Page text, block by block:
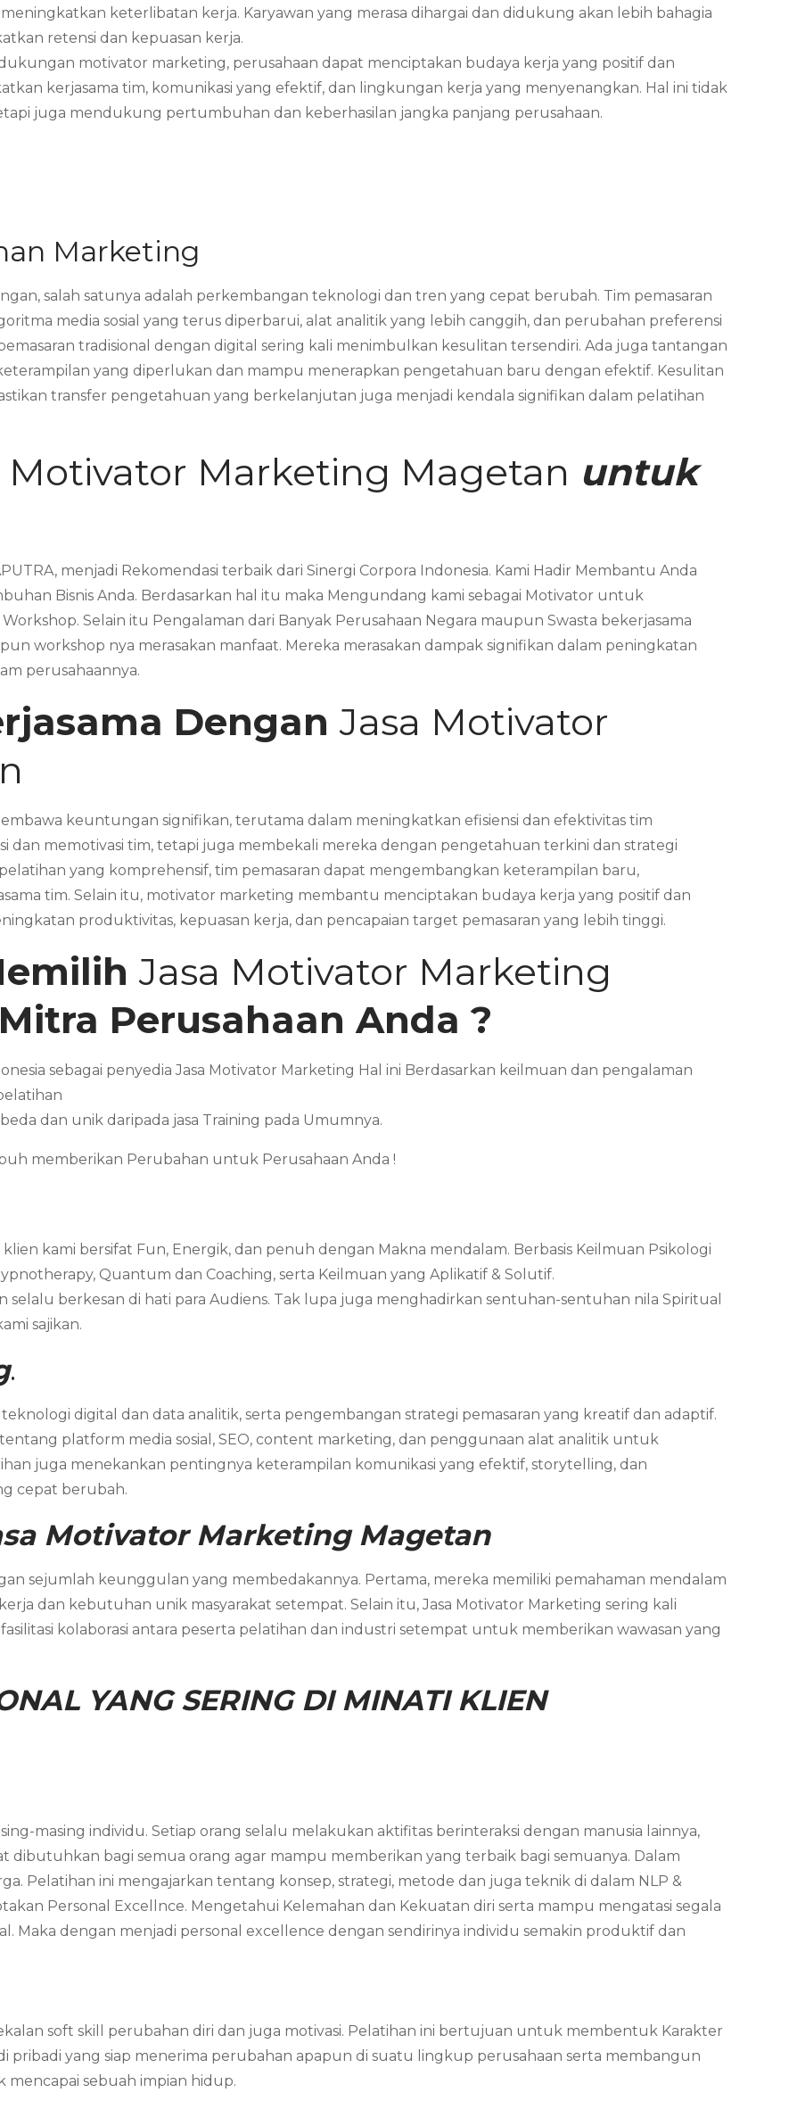
keterlibatan kerja. Karyawan yang merasa dihargai dan didukung akan lebih bahagia
retensi dan kepuasan kerja.
motivator marketing, perusahaan dapat menciptakan budaya kerja yang positif dan
kerjasama tim, komunikasi yang efektif, dan lingkungan kerja yang menyenangkan. Hal ini tidak
juga mendukung pertumbuhan dan keberhasilan jangka panjang perusahaan.
Marketing
salah satunya adalah perkembangan teknologi dan tren yang cepat berubah. Tim pemasaran
media sosial yang terus diperbarui, alat analitik yang lebih canggih, dan perubahan preferensi
tradisional dengan digital sering kali menimbulkan kesulitan tersendiri. Ada juga tantangan
yang diperlukan dan mampu menerapkan pengetahuan baru dengan efektif. Kesulitan
transfer pengetahuan yang berkelanjutan juga menjadi kendala signifikan dalam pelatihan
Motivator Marketing Magetan untuk
menjadi Rekomendasi terbaik dari Sinergi Corpora Indonesia. Kami Hadir Membantu Anda
Bisnis Anda. Berdasarkan hal itu maka Mengundang kami sebagai Motivator untuk
Selain itu Pengalaman dari Banyak Perusahaan Negara maupun Swasta bekerjasama
workshop nya merasakan manfaat. Mereka merasakan dampak signifikan dalam peningkatan
perusahaannya.
DenganJasa Motivator
keuntungan signifikan, terutama dalam meningkatkan efisiensi dan efektivitas tim
dan memotivasi tim, tetapi juga membekali mereka dengan pengetahuan terkini dan strategi
yang komprehensif, tim pemasaran dapat mengembangkan keterampilan baru,
tim. Selain itu, motivator marketing membantu menciptakan budaya kerja yang positif dan
produktivitas, kepuasan kerja, dan pencapaian target pemasaran yang lebih tinggi.
Jasa Motivator Marketing
Perusahaan Anda ?
sebagai penyedia Jasa Motivator Marketing Hal ini Berdasarkan keilmuan dan pengalaman
dan unik daripada jasa Training pada Umumnya.
memberikan Perubahan untuk Perusahaan Anda !
kami bersifat Fun, Energik, dan penuh dengan Makna mendalam. Berbasis Keilmuan Psikologi
Quantum dan Coaching, serta Keilmuan yang Aplikatif & Solutif.
berkesan di hati para Audiens. Tak lupa juga menghadirkan sentuhan-sentuhan nila Spiritual
sajikan.
.
digital dan data analitik, serta pengembangan strategi pemasaran yang kreatif dan adaptif.
platform media sosial, SEO, content marketing, dan penggunaan alat analitik untuk
juga menekankan pentingnya keterampilan komunikasi yang efektif, storytelling, dan
cepat berubah.
Motivator Marketing Magetan
sejumlah keunggulan yang membedakannya. Pertama, mereka memiliki pemahaman mendalam
dan kebutuhan unik masyarakat setempat. Selain itu, Jasa Motivator Marketing sering kali
kolaborasi antara peserta pelatihan dan industri setempat untuk memberikan wawasan yang
YANG SERING DI MINATI KLIEN
masing individu. Setiap orang selalu melakukan aktifitas berinteraksi dengan manusia lainnya,
dibutuhkan bagi semua orang agar mampu memberikan yang terbaik bagi semuanya. Dalam
Pelatihan ini mengajarkan tentang konsep, strategi, metode dan juga teknik di dalam NLP &
Personal Excellnce. Mengetahui Kelemahan dan Kekuatan diri serta mampu mengatasi segala
Maka dengan menjadi personal excellence dengan sendirinya individu semakin produktif dan
soft skill perubahan diri dan juga motivasi. Pelatihan ini bertujuan untuk membentuk Karakter
pribadi yang siap menerima perubahan apapun di suatu lingkup perusahaan serta membangun
sebuah impian hidup.